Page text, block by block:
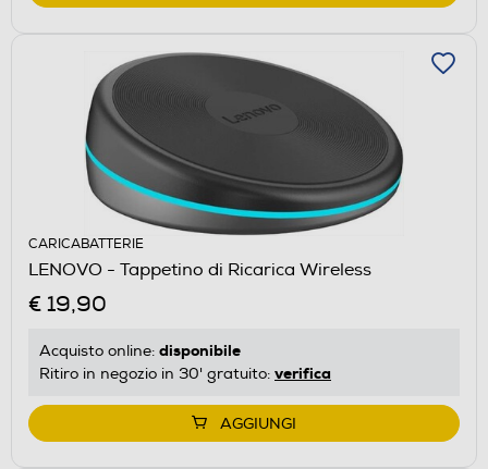
CARICABATTERIE
LENOVO - Tappetino di Ricarica Wireless
€ 19,90
Acquisto online: disponibile
Ritiro in negozio in 30' gratuito: verifica
AGGIUNGI